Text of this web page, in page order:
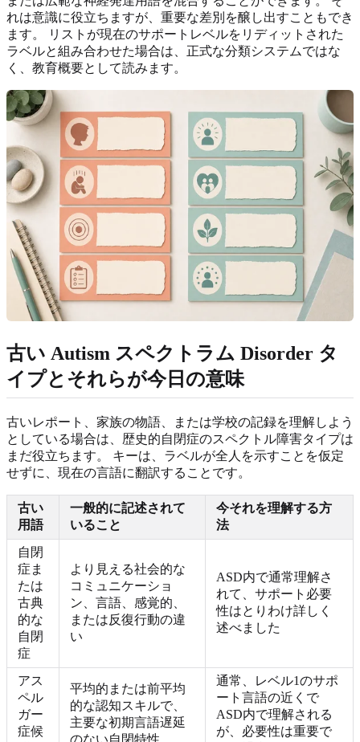
れは意識に役立ちますが、重要な差別を醸し出すこともでき
ます。 リストが現在のサポートレベルをリディットされた
ラベルと組み合わせた場合は、正式な分類システムではな
く、教育概要として読みます。
古い Autism スペクトラム Disorder タ
イプとそれらが今日の意味
古いレポート、家族の物語、または学校の記録を理解しよう
としている場合は、歴史的自閉症のスペクトル障害タイプは
まだ役立ちます。 キーは、ラベルが全人を示すことを仮定
せずに、現在の言語に翻訳することです。
古い
用語
一般的に記述されて
いること
今それを理解する方
法
自閉
症ま
たは
古典
的な
自閉
症
より見える社会的な
コミュニケーショ
ン、言語、感覚的、
または反復行動の違
い
ASD内で通常理解さ
れて、サポート必要
性はとりわけ詳しく
述べました
アス
ペル
ガー
症候
平均的または前平均
的な認知スキルで、
主要な初期言語遅延
通常、レベル1のサポ
ート言語の近くで
ASD内で理解される
が、必要性は重要で